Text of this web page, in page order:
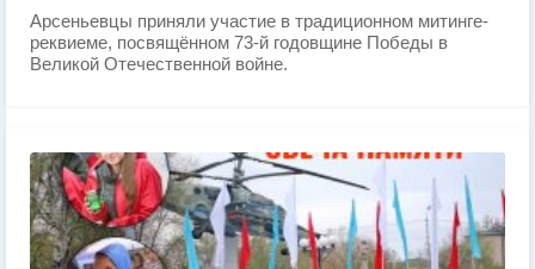
Арсеньевцы приняли участие в традиционном митинге-
реквиеме, посвящённом 73-й годовщине Победы в
Великой Отечественной войне.